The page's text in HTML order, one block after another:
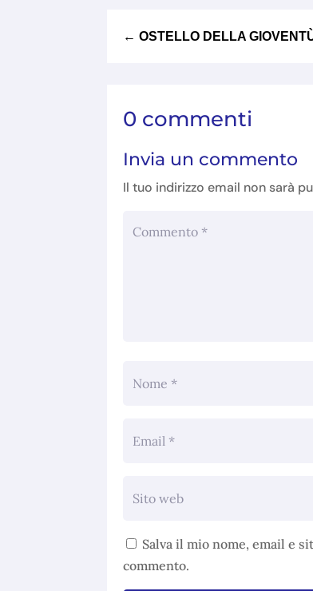
←OSTELLO DELLA
0 commenti
Invia un commento
Il tuo indirizzo email non sarà
Salva il mio nome, email e
commento.